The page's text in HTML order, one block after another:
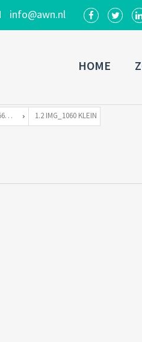
info@awn.nl
HOME
LANGE MUIDERWEG 569-S TE 1382 LD WEESP 1.2 IMG_1060 KLEIN